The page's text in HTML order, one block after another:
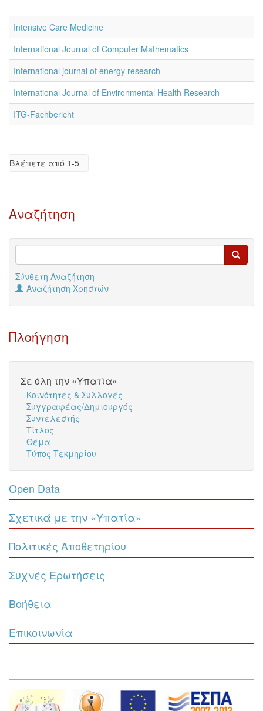
Intensive Care Medicine
International Journal of Computer Mathematics
International journal of energy research
International Journal of Environmental Health Research
ITG-Fachbericht
Βλέπετε από 1-5
Αναζήτηση
Σύνθετη Αναζήτηση
Αναζήτηση Χρηστών
Πλοήγηση
Σε όλη την «Υπατία»
Κοινότητες & Συλλογές
Συγγραφέας/Δημιουργός
Συντελεστής
Τίτλος
Θέμα
Τύπος Τεκμηρίου
Open Data
Σχετικά με την «Υπατία»
Πολιτικές Αποθετηρίου
Συχνές Ερωτήσεις
Βοήθεια
Επικοινωνία